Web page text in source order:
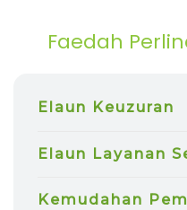
Faedah
Elaun Keuzuran
Elaun Layanan
Kemudahan